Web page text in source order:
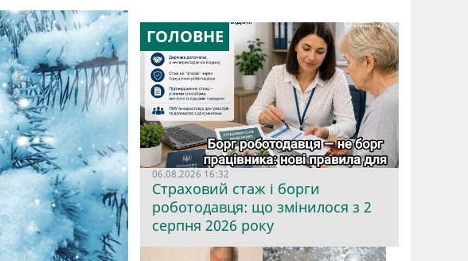
ГОЛОВНЕ
06.08.2026 16:32
Страховий стаж і борги
роботодавця: що змінилося з 2
серпня 2026 року